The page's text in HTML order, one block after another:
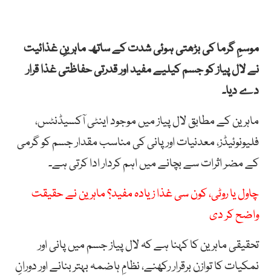
موسمِ گرما کی بڑھتی ہوئی شدت کے ساتھ ماہرینِ غذائیت
نے لال پیاز کو جسم کیلیے مفید اور قدرتی حفاظتی غذا قرار
دے دیا۔
ماہرین کے مطابق لال پیاز میں موجود اینٹی آکسیڈنٹس،
فلیونوئیڈز، معدنیات اور پانی کی مناسب مقدار جسم کو گرمی
کے مضر اثرات سے بچانے میں اہم کردار ادا کرتی ہے۔
چاول یا روٹی، کون سی غذا زیادہ مفید؟ ماہرین نے حقیقت
واضح کر دی
تحقیقی ماہرین کا کہنا ہے کہ لال پیاز جسم میں پانی اور
نمکیات کا توازن برقرار رکھنے، نظامِ ہاضمہ بہتر بنانے اور دورانِ